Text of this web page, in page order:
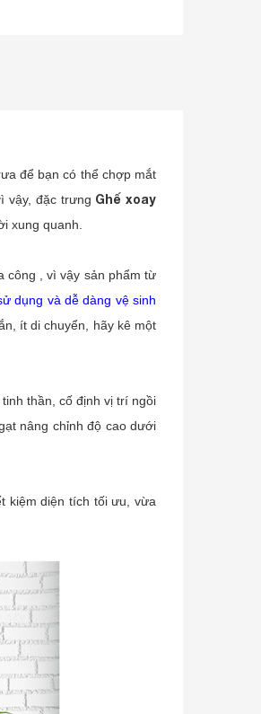
để bạn có thể chợp mắt
vậy, đặc trưng Ghế xoay
xung quanh.
công , vì vậy sản phẩm từ
dụng và dễ dàng vệ sinh
ít di chuyển, hãy kê một
thần, cố định vị trí ngồi
nâng chỉnh độ cao dưới
kiệm diện tích tối ưu, vừa